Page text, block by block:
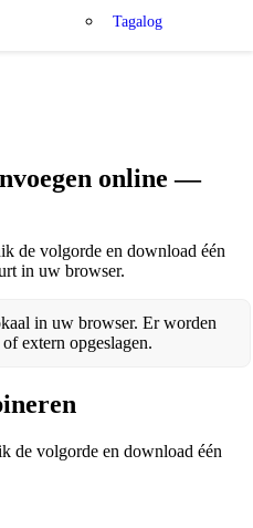
Tagalog
online —
de volgorde en download één
in uw browser.
in uw browser. Er worden
extern opgeslagen.
de volgorde en download één